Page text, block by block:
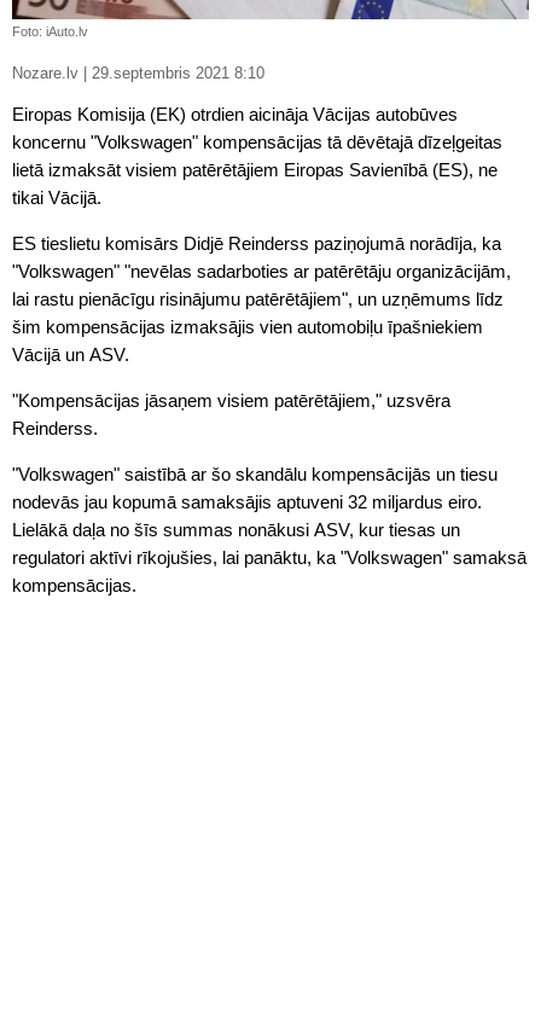
Foto: iAuto.lv
Nozare.lv | 29.septembris 2021 8:10
Eiropas Komisija (EK) otrdien aicināja Vācijas autobūves
koncernu "Volkswagen" kompensācijas tā dēvētajā dīzeļgeitas
lietā izmaksāt visiem patērētājiem Eiropas Savienībā (ES), ne
tikai Vācijā.
ES tieslietu komisārs Didjē Reinderss paziņojumā norādīja, ka
"Volkswagen" "nevēlas sadarboties ar patērētāju organizācijām,
lai rastu pienācīgu risinājumu patērētājiem", un uzņēmums līdz
šim kompensācijas izmaksājis vien automobiļu īpašniekiem
Vācijā un ASV.
"Kompensācijas jāsaņem visiem patērētājiem," uzsvēra
Reinderss.
"Volkswagen" saistībā ar šo skandālu kompensācijās un tiesu
nodevās jau kopumā samaksājis aptuveni 32 miljardus eiro.
Lielākā daļa no šīs summas nonākusi ASV, kur tiesas un
regulatori aktīvi rīkojušies, lai panāktu, ka "Volkswagen" samaksā
kompensācijas.